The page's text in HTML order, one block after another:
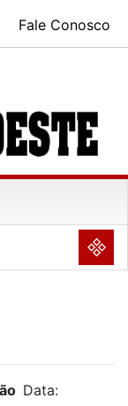
Fale Conosco
NULL
Data: